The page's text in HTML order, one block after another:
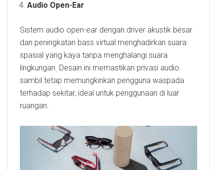
Audio Open-Ear
Sistem audio open-ear dengan driver akustik besar
dan peningkatan bass virtual menghadirkan suara
spasial yang kaya tanpa menghalangi suara
lingkungan. Desain ini memastikan privasi audio
sambil tetap memungkinkan pengguna waspada
terhadap sekitar, ideal untuk penggunaan di luar
ruangan.